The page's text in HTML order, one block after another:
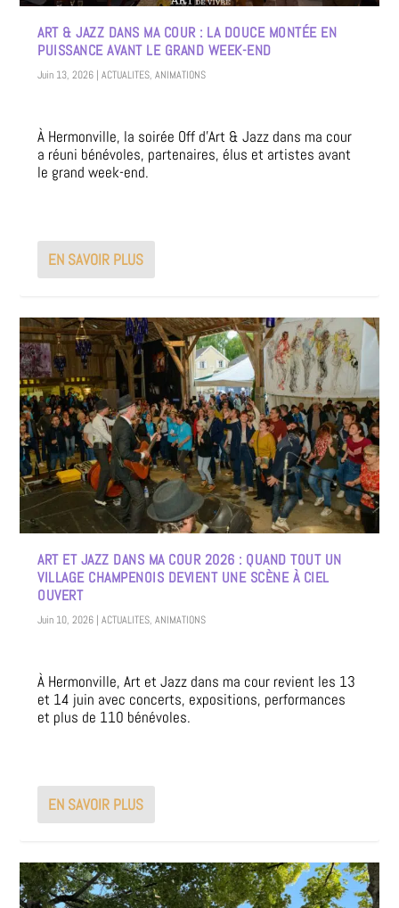
ART & JAZZ DANS MA COUR : LA DOUCE MONTÉE EN
PUISSANCE AVANT LE GRAND WEEK-END
Juin 13, 2026 |ACTUALITES,ANIMATIONS
À Hermonville, la soirée Off d’Art & Jazz dans ma cour
a réuni bénévoles, partenaires, élus et artistes avant
le grand week-end.
EN SAVOIR PLUS
ART ET JAZZ DANS MA COUR 2026 : QUAND TOUT UN
VILLAGE CHAMPENOIS DEVIENT UNE SCÈNE À CIEL
OUVERT
Juin 10, 2026 |ACTUALITES,ANIMATIONS
À Hermonville, Art et Jazz dans ma cour revient les 13
et 14 juin avec concerts, expositions, performances
et plus de 110 bénévoles.
EN SAVOIR PLUS